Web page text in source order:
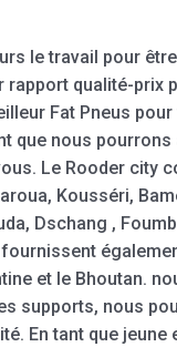
le travail pour
rapport qualité-prix
Fat Pneus
que nous
Le Rooder city
Kousséri,
Dschang ,
et le Bhoutan.
supports, nous
En tant que